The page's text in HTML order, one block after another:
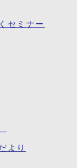
セミナー
より